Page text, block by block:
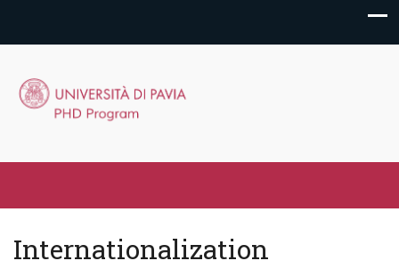
Internationalization